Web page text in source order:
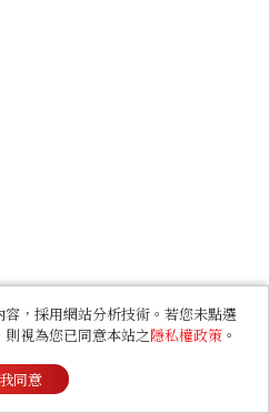
，採用網站分析技術。若您未點選
則視為您已同意本站之隱私權政策 。
我同意